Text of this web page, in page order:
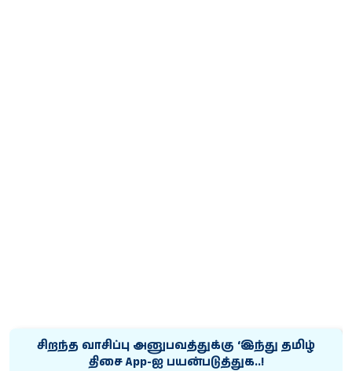
சிறந்த வாசிப்பு அனுபவத்துக்கு ‘இந்து தமிழ்
திசை App-ஐ பயன்படுத்துக..!